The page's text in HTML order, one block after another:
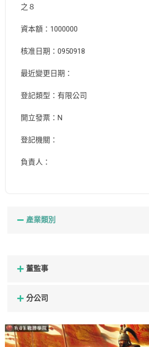
之８
資本額：1000000
核准日期：0950918
最近變更日期：
登記類型：有限公司
開立發票：N
登記機關：
負責人：
產業類別
董監事
分公司